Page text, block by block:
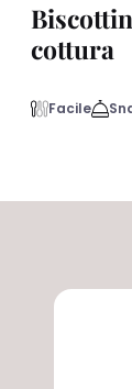
cottura
Facile